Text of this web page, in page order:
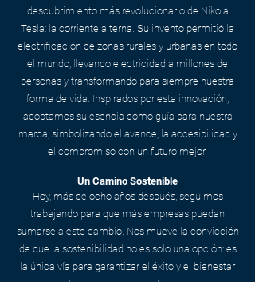
descubrimiento más revolucionario de Nikola
Tesla: la corriente alterna. Su invento permitió la
electrificación de zonas rurales y urbanas en todo
el mundo, llevando electricidad a millones de
personas y transformando para siempre nuestra
forma de vida. Inspirados por esta innovación,
adoptamos su esencia como guía para nuestra
marca, simbolizando el avance, la accesibilidad y
el compromiso con un futuro mejor.
Un Camino Sostenible
Hoy, más de ocho años después, seguimos
trabajando para que más empresas puedan
sumarse a este cambio. Nos mueve la convicción
de que la sostenibilidad no es solo una opción: es
la única vía para garantizar el éxito y el bienestar